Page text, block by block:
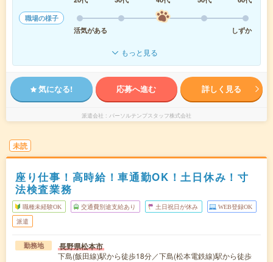
職場の様子
活気がある
しずか
もっと見る
気になる! 応募へ進む 詳しく見る
派遣会社 パーソルテンプスタッフ株式会社
未読
座り仕事！高時給！車通勤OK！土日休み！寸
法検査業務
職種未経験OK 交通費別途支給あり 土日祝日が休み WEB登録OK
派遣
勤務地 長野県松本市
下島(飯田線)駅から徒歩18分／下島(松本電鉄線)駅から徒歩